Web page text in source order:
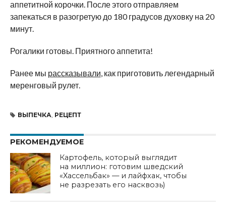
аппетитной корочки. После этого отправляем
запекаться в разогретую до 180 градусов духовку на 20
минут.
Рогалики готовы. Приятного аппетита!
Ранее мы рассказывали , как приготовить легендарный
меренговый рулет.
ВЫПЕЧКА РЕЦЕПТ
РЕКОМЕНДУЕМОЕ
Картофель, который выглядит
на миллион: готовим шведский
«Хассельбак» — и лайфхак, чтобы
не разрезать его насквозь)